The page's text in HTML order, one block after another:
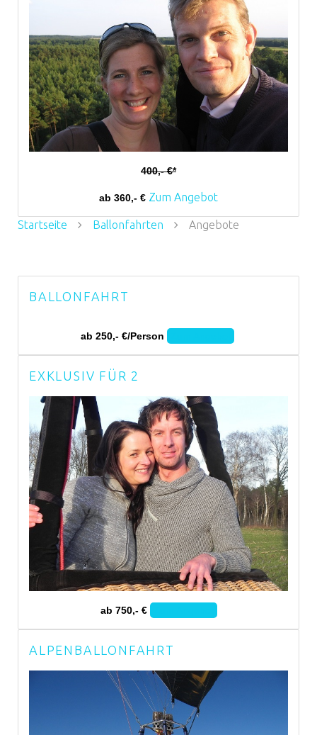
400,- €*
ab 360,- € Zum Angebot
Startseite Ballonfahrten Angebote
BALLONFAHRT
ab 250,- €/Person
EXKLUSIV FÜR 2
ab 750,- €
ALPENBALLONFAHRT